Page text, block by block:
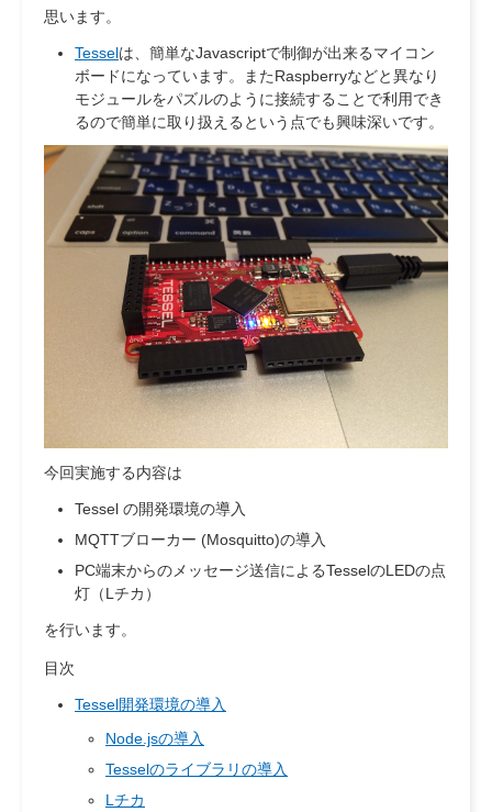
思います。
Tesselは、簡単なJavascriptで制御が出来るマイコン
ボードになっています。またRaspberryなどと異なり
モジュールをパズルのように接続することで利用でき
るので簡単に取り扱えるという点でも興味深いです。
今回実施する内容は
Tessel の開発環境の導入
MQTTブローカー (Mosquitto)の導入
PC端末からのメッセージ送信によるTesselのLEDの点
灯（Lチカ）
を行います。
目次
Tessel開発環境の導入
Node.jsの導入
Tesselのライブラリの導入
Lチカ